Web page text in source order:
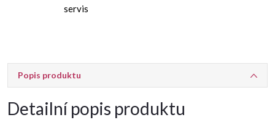
servis
Popis produktu
Detailní popis produktu